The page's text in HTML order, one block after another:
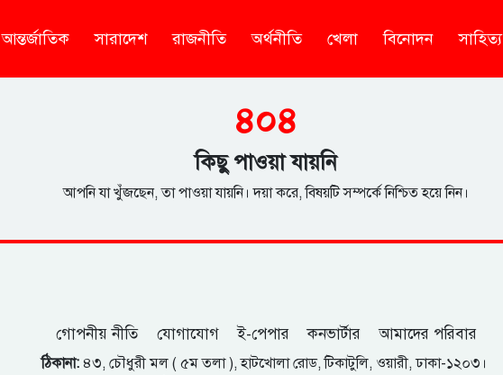
আন্তর্জাতিক সারাদেশ রাজনীতি অর্থনীতি খেলা বিনোদন সাহিত্য
৪০৪
কিছু পাওয়া যায়নি
আপনি যা খুঁজছেন, তা পাওয়া যায়নি। দয়া করে, বিষয়টি সম্পর্কে নিশ্চিত হয়ে নিন।
গোপনীয় নীতি যোগাযোগ ই-পেপার কনভার্টার আমাদের পরিবার
ঠিকানা: ৪৩, চৌধুরী মল ( ৫ম তলা ), হাটখোলা রোড, টিকাটুলি, ওয়ারী, ঢাকা-১২০৩।